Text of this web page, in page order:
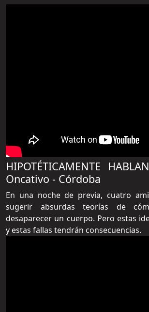
HIPOTÉTICAMENTE
Oncativo - Córdoba
En una noche de previa, cuatro
sugerir absurdas teorías de
desaparecer un cuerpo. Pero estas
y estas fallas tendrán consecuencias.